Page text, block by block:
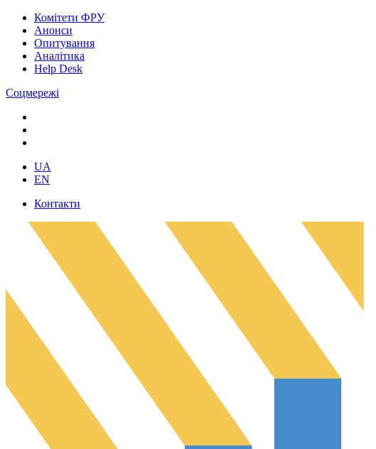
Комітети ФРУ
Анонси
Опитування
Аналітика
Help Desk
Соцмережі
UA
EN
Контакти